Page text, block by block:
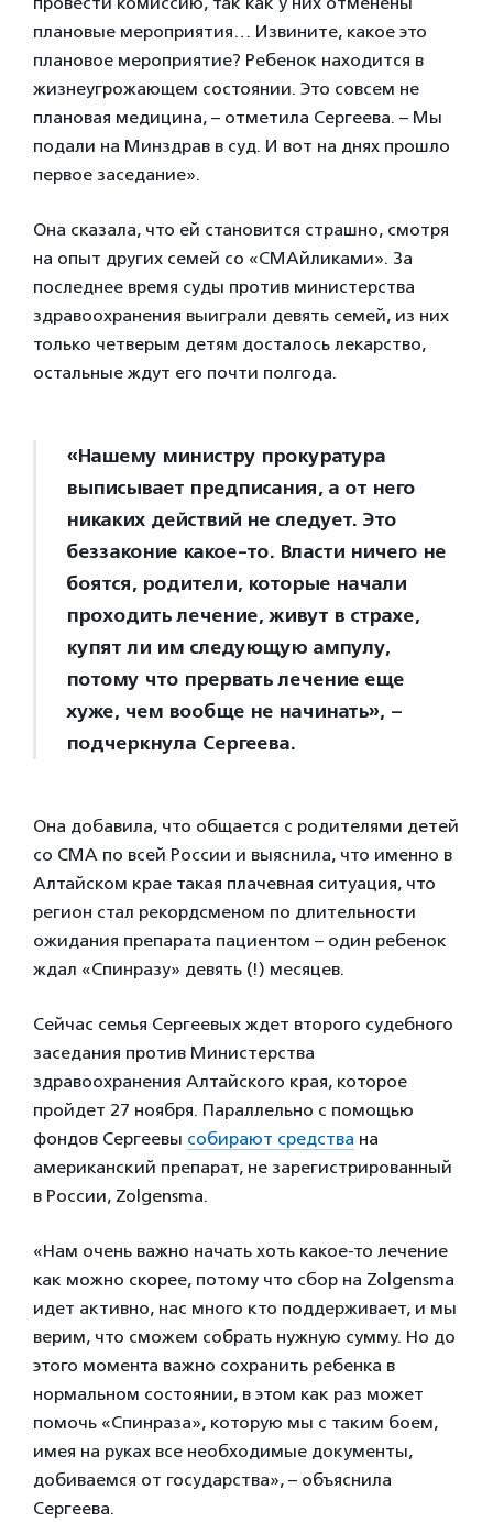
плановые мероприятия… Извините, какое это
плановое мероприятие? Ребенок находится в
жизнеугрожающем состоянии. Это совсем не
плановая медицина, – отметила Сергеева. – Мы
подали на Минздрав в суд. И вот на днях прошло
первое заседание».
Она сказала, что ей становится страшно, смотря
на опыт других семей со «СМАйликами». За
последнее время суды против министерства
здравоохранения выиграли девять семей, из них
только четверым детям досталось лекарство,
остальные ждут его почти полгода.
«Нашему министру прокуратура
выписывает предписания, а от него
никаких действий не следует. Это
беззаконие какое-то. Власти ничего не
боятся, родители, которые начали
проходить лечение, живут в страхе,
купят ли им следующую ампулу,
потому что прервать лечение еще
хуже, чем вообще не начинать», –
подчеркнула Сергеева.
Она добавила, что общается с родителями детей
со СМА по всей России и выяснила, что именно в
Алтайском крае такая плачевная ситуация, что
регион стал рекордсменом по длительности
ожидания препарата пациентом – один ребенок
ждал «Спинразу» девять (!) месяцев.
Сейчас семья Сергеевых ждет второго судебного
заседания против Министерства
здравоохранения Алтайского края, которое
пройдет 27 ноября. Параллельно с помощью
фондов Сергеевы собирают средства на
американский препарат, не зарегистрированный
в России, Zolgensma.
«Нам очень важно начать хоть какое-то лечение
как можно скорее, потому что сбор на Zolgensma
идет активно, нас много кто поддерживает, и мы
верим, что сможем собрать нужную сумму. Но до
этого момента важно сохранить ребенка в
нормальном состоянии, в этом как раз может
помочь «Спинраза», которую мы с таким боем,
имея на руках все необходимые документы,
добиваемся от государства», – объяснила
Сергеева.